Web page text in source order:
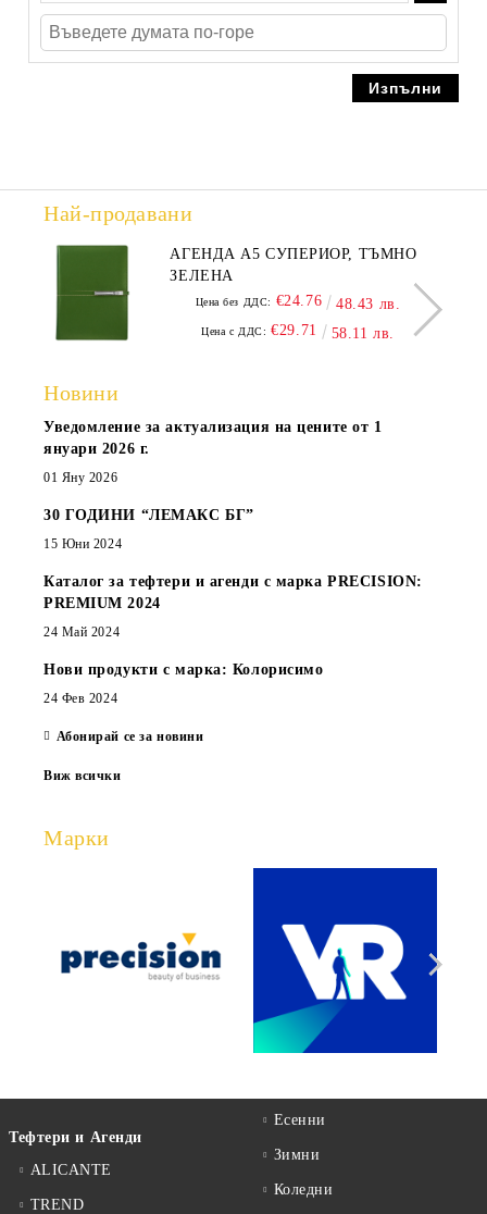
Най-продавани
АГЕНДА А5 СУПЕРИОР, ТЪМНО
ЗЕЛЕНА
Цена без ДДС: €24.76 48.43 лв.
Цена с ДДС: €29.71 58.11 лв.
Новини
Уведомление за актуализация на цените от 1
януари 2026 г.
01 Яну 2026
30 ГОДИНИ “ЛЕМАКС БГ”
15 Юни 2024
Каталог за тефтери и агенди с марка PRECISION:
PREMIUM 2024
24 Май 2024
Нови продукти с марка: Колорисимо
24 Фев 2024
Абонирай се за новини
Виж всички
Марки
Тефтери и Агенди
ALICANTE
TREND
Есенни
Зимни
Коледни